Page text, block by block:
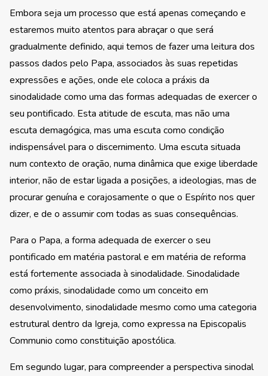
Embora seja um processo que está apenas começando e
estaremos muito atentos para abraçar o que será
gradualmente definido, aqui temos de fazer uma leitura dos
passos dados pelo Papa, associados às suas repetidas
expressões e ações, onde ele coloca a práxis da
sinodalidade como uma das formas adequadas de exercer o
seu pontificado. Esta atitude de escuta, mas não uma
escuta demagógica, mas uma escuta como condição
indispensável para o discernimento. Uma escuta situada
num contexto de oração, numa dinâmica que exige liberdade
interior, não de estar ligada a posições, a ideologias, mas de
procurar genuína e corajosamente o que o Espírito nos quer
dizer, e de o assumir com todas as suas consequências.
Para o Papa, a forma adequada de exercer o seu
pontificado em matéria pastoral e em matéria de reforma
está fortemente associada à sinodalidade. Sinodalidade
como práxis, sinodalidade como um conceito em
desenvolvimento, sinodalidade mesmo como uma categoria
estrutural dentro da Igreja, como expressa na Episcopalis
Communio como constituição apostólica.
Em segundo lugar, para compreender a perspectiva sinodal